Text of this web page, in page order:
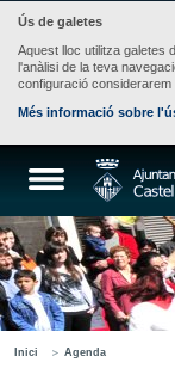
Ús de galetes
Aquest lloc utilitza galetes
l'anàlisi de la teva
configuració considerarem
Més informació sobre
Inici Agenda